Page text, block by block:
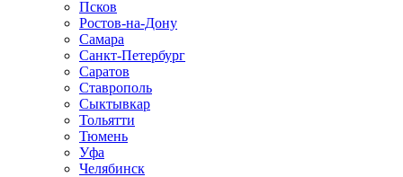
Псков
Ростов-на-Дону
Самара
Санкт-Петербург
Саратов
Ставрополь
Сыктывкар
Тольятти
Тюмень
Уфа
Челябинск